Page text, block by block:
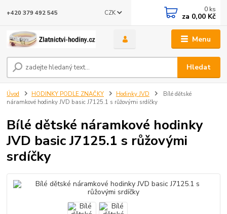
Menu
CZK
Hledat
+420 379 492 545 0 ks
za 0,00 Kč
Úvod HODINKY PODLE ZNAČKY Hodinky JVD
Bílé dětské
náramkové hodinky JVD basic J7125.1 s růžovými srdíčky
Bílé dětské náramkové hodinky
JVD basic J7125.1 s růžovými
srdíčky